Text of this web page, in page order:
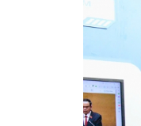
VOV1 đặc biệt
Chân dung cuộc sống
Các chương trình đặc